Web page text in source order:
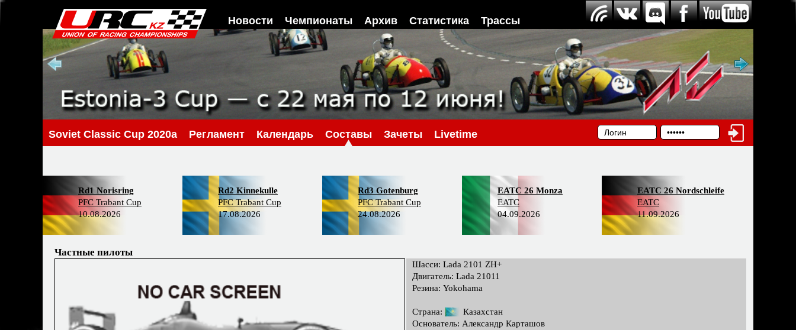
Новости Чемпионаты Архив Статистика Трассы
Soviet Classic Cup 2020a Регламент Календарь Составы Зачеты Livetime
Rd1 Norisring
PFC Trabant Cup
10.08.2026
Rd2 Kinnekulle
PFC Trabant Cup
17.08.2026
Rd3 Gotenburg
PFC Trabant Cup
24.08.2026
EATC 26 Monza
EATC
04.09.2026
EATC 26 Nordschleife
EATC
11.09.2026
Частные пилоты
Шасси: Lada 2101 ZH+
Двигатель: Lada 21011
Резина: Yokohama
Страна:
Казахстан
Основатель: Александр Карташов